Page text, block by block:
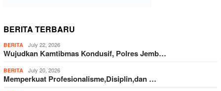
BERITA TERBARU
BERITA July 22, 2026
Wujudkan Kamtibmas Kondusif, Polres Jemb…
BERITA July 20, 2026
Memperkuat Profesionalisme,Disiplin,dan …